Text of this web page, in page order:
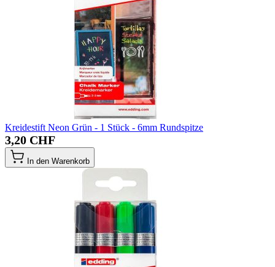
Kreidestift Neon Grün - 1 Stück - 6mm Rundspitze
3,20 CHF
In den Warenkorb